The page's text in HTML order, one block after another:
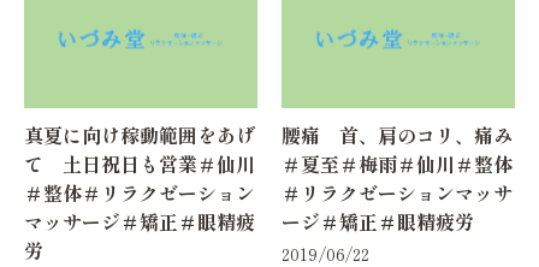
真夏に向け稼動範囲をあげ
て 土日祝日も営業＃仙川
＃整体＃リラクゼーション
マッサージ＃矯正＃眼精疲
労
腰痛 首、肩のコリ、痛み
＃夏至＃梅雨＃仙川＃整体
＃リラクゼーションマッサ
ージ＃矯正＃眼精疲労
2019/06/22